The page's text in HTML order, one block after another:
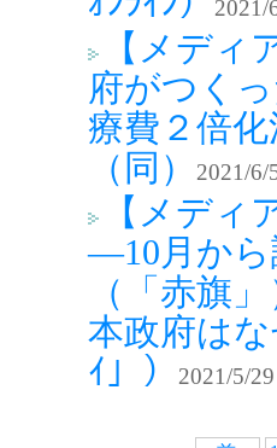
2021/
【メデ
府がつく
療費２倍
（同）
2021/6/
【メディ
―10月から
（「赤旗
本政府は
ｲ」）
2021/5/29